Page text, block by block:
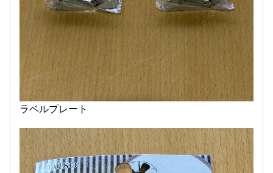
ラベルプレート